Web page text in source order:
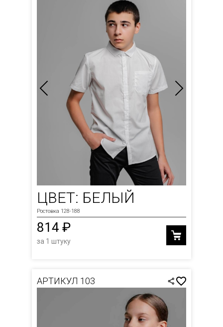
ЦВЕТ: БЕЛЫЙ
Ростовка 128-188
814 ₽
за 1 штуку
АРТИКУЛ 103